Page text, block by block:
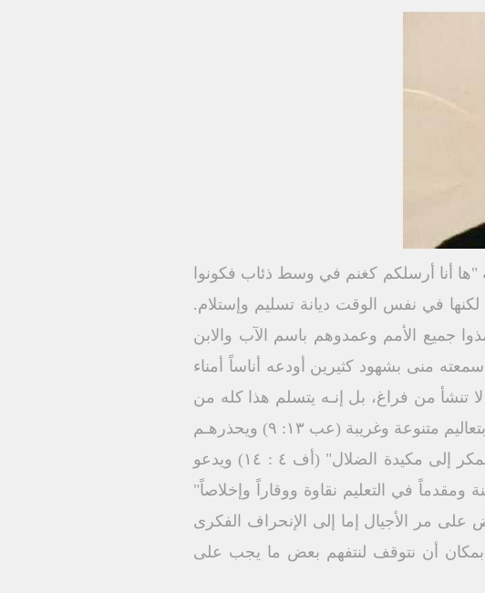
"ها أنا أرسلكم كغنم في وسط ذئاب فكونوا
كالحيات وبسطاء كالحمام" (مت ۱۰: ١٦) راجع أيضاً (رو ١٦: ١٩؛ في ۲ :۱۵) لكنها في نفس الوقت ديانة تسليم وإستلام.
جميع الأمم وعمدوهم باسم الآب والابن
أن يحفظوا جميع ما أوصيتكم به" (مت ۲۸ : ۱۹ ، ۲۰) وما سمعته منى بشهود كثيرين أودعه أناساً أمناء
الروحية والأدبية لا تنشأ من فراغ، بل إنـه يتسلم هذا كله من
معلمين مؤتمنين .. والرسول بولس معلم المسيحية الأكبر ينصح المؤمنين ألا يساقوا بتعاليم متنوعة وغريبة (عب ۱۳: ۹) ويحذرهـم
بقوله "لا تكونوا فيما بعد أطفالاً مضطربين ومحمولين بكل ريح تعليم بحيلة الناس بمكر إلى مكيدة الضلال" (أف ٤ : ١٤) ويدعو
في التعليم نقاوة ووقاراً وإخلاصاً"
على مر الأجيال إما إلى الإنحراف الفكرى
بمكان أن نتوقف لنتفهم بعض ما يجب على